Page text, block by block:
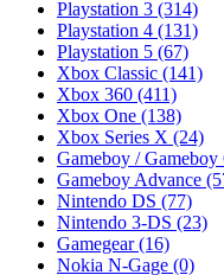
Playstation 3 (314)
Playstation 4 (131)
Playstation 5 (67)
Xbox Classic (141)
Xbox 360 (411)
Xbox One (138)
Xbox Series X (24)
Gameboy /
Gameboy Advance
Nintendo DS (77)
Nintendo 3-DS (23)
Gamegear(16)
Nokia N-Gage (0)